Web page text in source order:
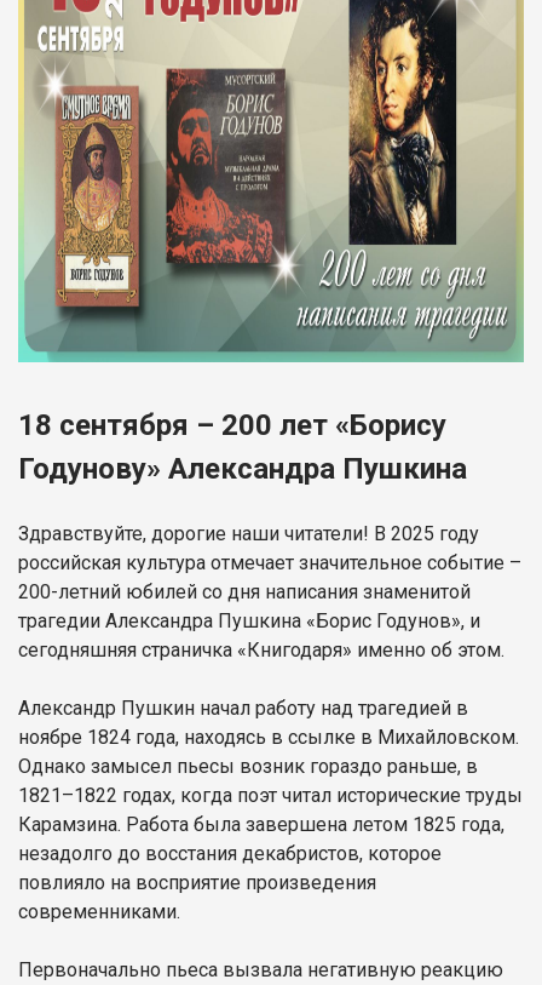
18 сентября – 200 лет «Борису
Годунову» Александра Пушкина
Здравствуйте, дорогие наши читатели! В 2025 году
российская культура отмечает значительное событие –
200-летний юбилей со дня написания знаменитой
трагедии Александра Пушкина «Борис Годунов», и
сегодняшняя страничка «Книгодаря» именно об этом.
Александр Пушкин начал работу над трагедией в
ноябре 1824 года, находясь в ссылке в Михайловском.
Однако замысел пьесы возник гораздо раньше, в
1821–1822 годах, когда поэт читал исторические труды
Карамзина. Работа была завершена летом 1825 года,
незадолго до восстания декабристов, которое
повлияло на восприятие произведения
современниками.
Первоначально пьеса вызвала негативную реакцию